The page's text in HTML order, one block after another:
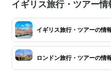
イギリス旅行・ツアー情
イギリス旅行・ツアーの情
ロンドン旅行・ツアーの情